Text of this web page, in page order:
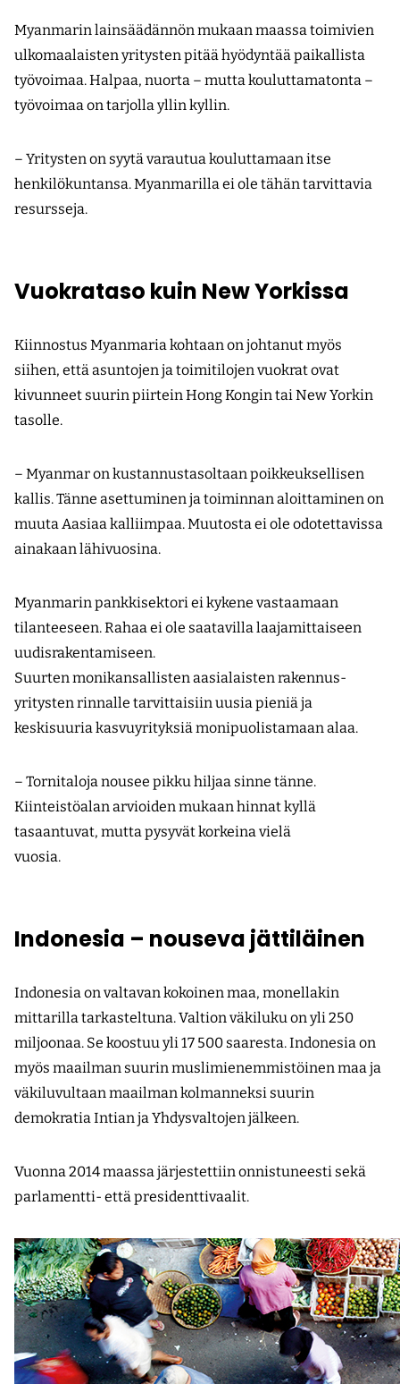
Myanmarin lainsäädännön mukaan maassa toimivien
ulkomaalaisten yritysten pitää hyödyntää paikallista
työvoimaa. Halpaa, nuorta – mutta kouluttamatonta –
työvoimaa on tarjolla yllin kyllin.
– Yritysten on syytä varautua kouluttamaan itse
henkilökuntansa. Myanmarilla ei ole tähän tarvittavia
resursseja.
Vuokrataso kuin New Yorkissa
Kiinnostus Myanmaria kohtaan on johtanut myös
siihen, että asuntojen ja toimitilojen vuokrat ovat
kivunneet suurin piirtein Hong Kongin tai New Yorkin
tasolle.
– Myanmar on kustannustasoltaan poikkeuksellisen
kallis. Tänne asettuminen ja toiminnan aloittaminen on
muuta Aasiaa kalliimpaa. Muutosta ei ole odotettavissa
ainakaan lähivuosina.
Myanmarin pankkisektori ei kykene vastaamaan
tilanteeseen. Rahaa ei ole saatavilla laajamittaiseen
uudisrakentamiseen.
Suurten monikansallisten aasialaisten rakennus­
yritysten rinnalle tarvittaisiin uusia pieniä ja
keskisuuria kasvuyrityksiä moni­puolistamaan alaa.
– Tornitaloja nousee pikku hiljaa sinne tänne.
Kiinteistöalan arvioiden mukaan hinnat kyllä
tasaantuvat, mutta pysyvät korkeina vielä
vuosia.
Indonesia – nouseva jättiläinen
Indonesia on valtavan kokoinen maa, monellakin
mittarilla tarkasteltuna. Valtion väkiluku on yli 250
miljoonaa. Se koostuu yli 17 500 saaresta. Indonesia on
myös maailman suurin muslimienemmistöinen maa ja
väkiluvultaan maailman kolmanneksi suurin
demokratia Intian ja Yhdysvaltojen jälkeen.
Vuonna 2014 maassa järjestettiin onnistuneesti sekä
parlamentti- että presidenttivaalit.